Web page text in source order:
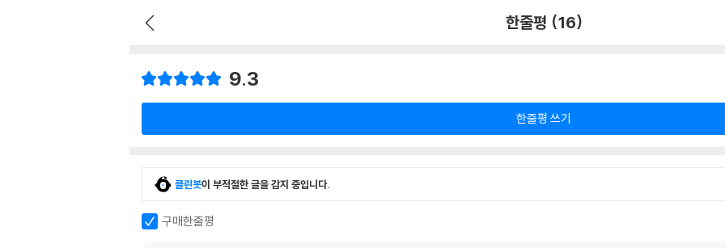
한줄평 (16)
9.3
한줄평 쓰기
클린봇이 부적절한 글을 감지 중입니다.
구매한줄평